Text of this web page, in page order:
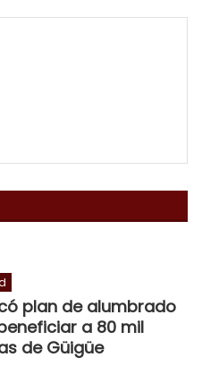
plan de alumbrado
a 80 mil
de Güigüe